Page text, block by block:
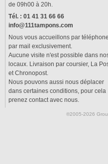
de 09h00 à 20h.
Tél. : 01 41 31 66 66
info@111tampons.com
Nous vous accueillons par
par mail exclusivement.
Aucune visite n'est possible dans
locaux. Livraison par coursier, La
et Chronopost.
Nous pouvons aussi nous déplacer
dans certaines conditions, pour cela
prenez contact avec nous.
®2005-2026